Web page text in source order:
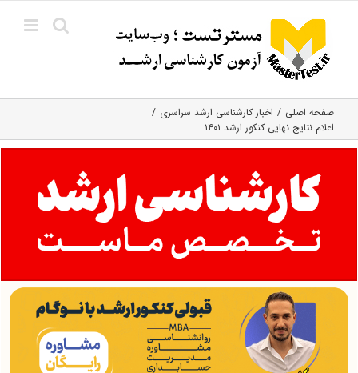
content
صفحه اصلی
اخبار کارشناسی ارشد سراسری
اعلام نتایج نهایی کنکور ارشد ۱۴۰۱